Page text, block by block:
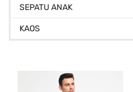
SEPATU ANAK
KAOS